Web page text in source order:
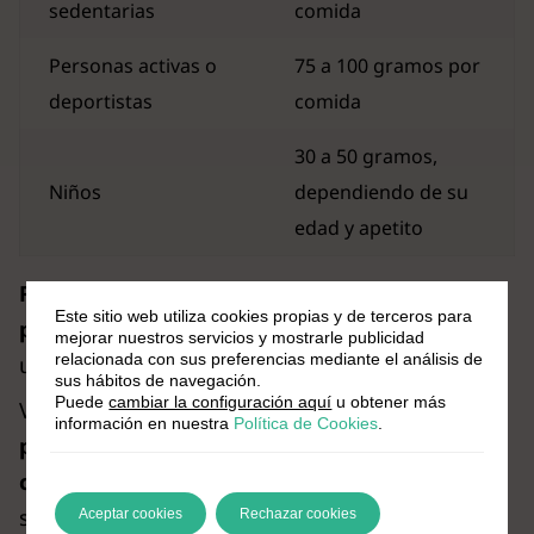
sedentarias comida
Personas activas o
deportistas
75 a 100 gramos por
comida
Niños
30 a 50 gramos,
dependiendo de su
edad y apetito
Recuerda complementar el arroz con
proteínas, grasas saludables y vegetales para
un plato equilibrado.
Veamos ahora¿cómo cocinar el arroz para
potenciar sus beneficios
cocinas el arroz
su valor nutricional.
Este sitio web utiliza cookies propias y de terceros para
mejorar nuestros servicios y mostrarle publicidad
relacionada con sus preferencias mediante el análisis de
sus hábitos de navegación.
Puedecambiar la configuración aquí u obtener más
información en nuestra Política de Cookies
Aceptar cookies Rechazar cookies